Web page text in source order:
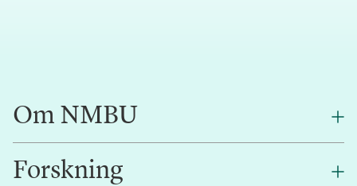
Om NMBU
Om oss
Forskning